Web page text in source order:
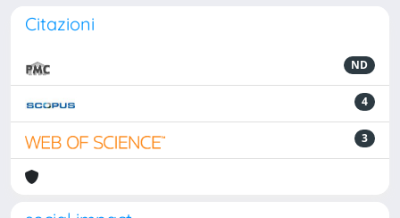
Citazioni
ND
4
3